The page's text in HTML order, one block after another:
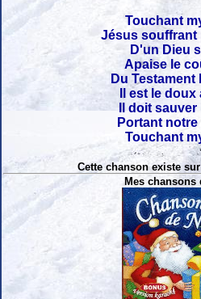
Touchant
Jésus souffrant
D'un Dieu
Apaise le
Du Testament
Il est le
Il doit sauver
Portant
Touchant
Cette chanson existe
Mes chansons